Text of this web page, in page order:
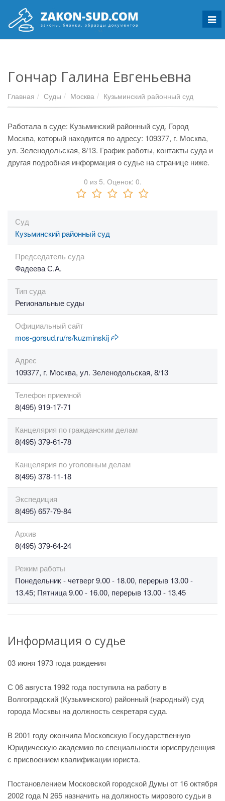
Гончар Галина Евгеньевна
Главная Суды Москва Кузьминский районный суд
Работала в суде: Кузьминский районный суд, Город
Москва, который находится по адресу: 109377, г. Москва,
ул. Зеленодольская, 8/13. График работы, контакты суда и
другая подробная информация о судье на странице ниже.
0 из 5. Оценок: 0.
Суд
Кузьминский районный суд
Председатель суда
Фадеева С.А.
Тип суда
Региональные суды
Официальный сайт
mos-gorsud.ru/rs/kuzminskij
Адрес
109377, г. Москва, ул. Зеленодольская, 8/13
Телефон приемной
8(495) 919-17-71
Канцелярия по гражданским делам
8(495) 379-61-78
Канцелярия по уголовным делам
8(495) 378-11-18
Экспедиция
8(495) 657-79-84
Архив
8(495) 379-64-24
Режим работы
Понедельник - четверг 9.00 - 18.00, перерыв 13.00 -
13.45; Пятница 9.00 - 16.00, перерыв 13.00 - 13.45
Информация о судье
03 июня 1973 года рождения
С 06 августа 1992 года поступила на работу в
Волгоградский (Кузьминского) районный (народный) суд
города Москвы на должность секретаря суда.
В 2001 году окончила Московскую Государственную
Юридическую академию по специальности юриспруденция
с присвоением квалификации юриста.
Постановлением Московской городской Думы от 16 октября
2002 года N 265 назначить на должность мирового судьи в